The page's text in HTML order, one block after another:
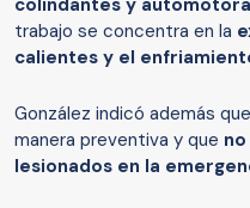
trabajo se concentra en la
calientes y el
González indicó además
manera preventiva y que
lesionados en la